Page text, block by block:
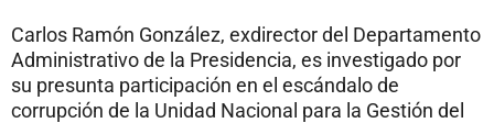
Carlos Ramón González, exdirector del Departamento
Administrativo de la Presidencia, es investigado por
su presunta participación en el escándalo de
corrupción de la Unidad Nacional para la Gestión del